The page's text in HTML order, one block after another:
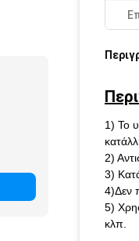
1) Το
2)
3)
4)Δεν
5)
κλπ.